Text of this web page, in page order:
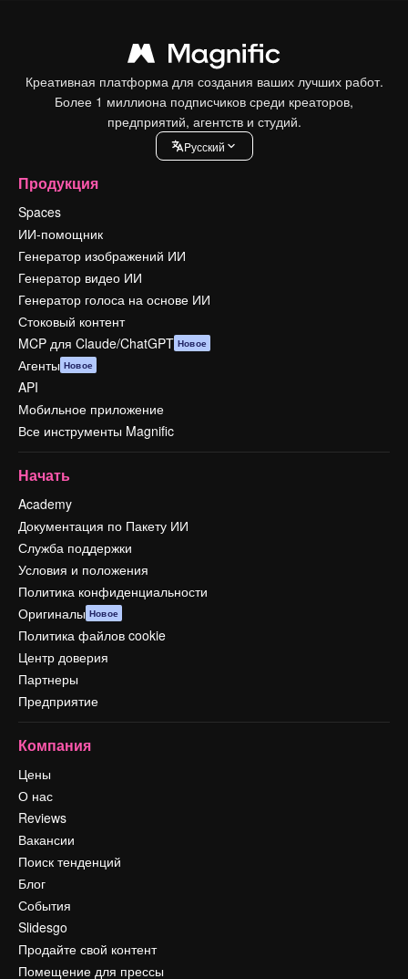
Креативная платформа для создания ваших лучших работ.
Более 1 миллиона подписчиков среди креаторов,
предприятий, агентств и студий.
Pусский
Продукция
Spaces
ИИ-помощник
Генератор изображений ИИ
Генератор видео ИИ
Генератор голоса на основе ИИ
Стоковый контент
MCP для Claude/ChatGPT Новое
Агенты Новое
API
Мобильное приложение
Все инструменты Magnific
Начать
Academy
Документация по Пакету ИИ
Служба поддержки
Условия и положения
Политика конфиденциальности
Оригиналы Новое
Политика файлов cookie
Центр доверия
Партнеры
Предприятие
Компания
Цены
О нас
Reviews
Вакансии
Поиск тенденций
Блог
События
Slidesgo
Продайте свой контент
Помещение для прессы